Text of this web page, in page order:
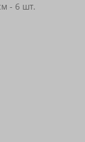
- 6 шт.